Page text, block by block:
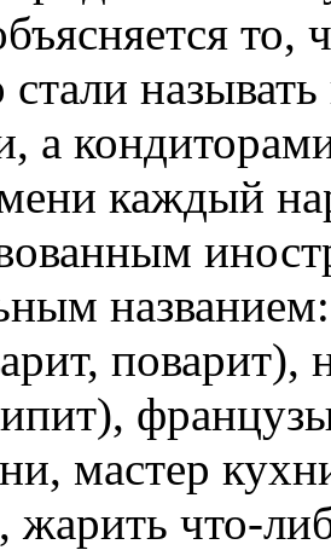
называть
а
каждый
поварит),
мастер
жарить что-